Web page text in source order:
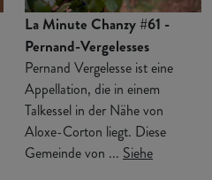
La Minute Chanzy #61 -
Pernand-Vergelesses
Pernand Vergelesse ist eine
Appellation, die in einem
Talkessel in der Nähe von
Aloxe-Corton liegt. Diese
Gemeinde von ... Siehe